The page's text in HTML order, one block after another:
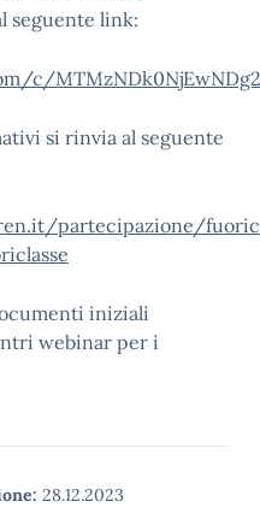
seguente link:
c/MTMzNDk0NjEwNDg2
si rinvia al seguente
partecipazione/
iniziali
webinar per i
28.12.2023